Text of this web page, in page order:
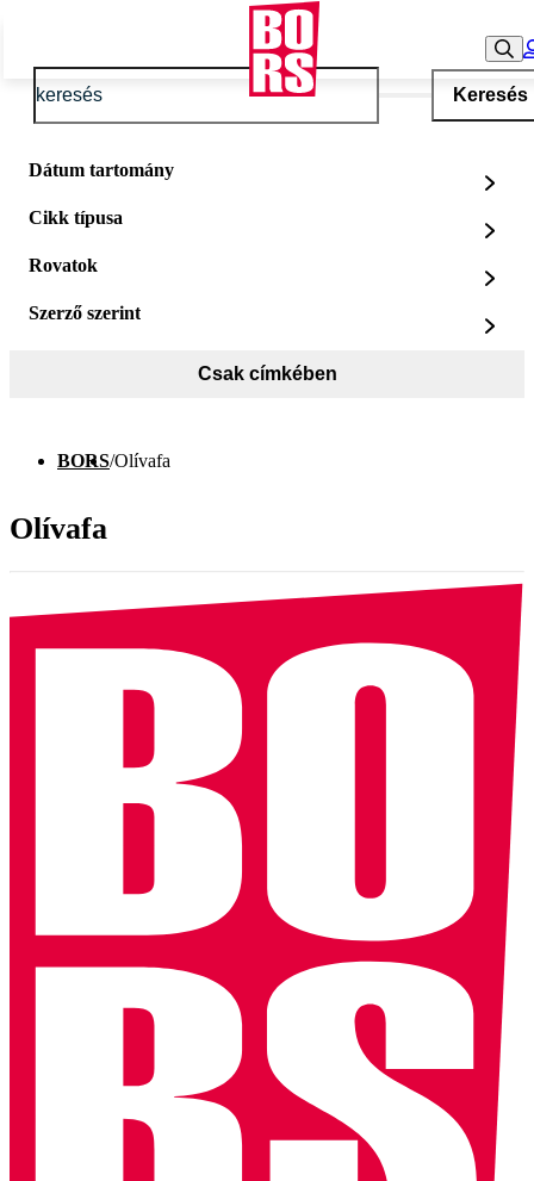
Keresés
Dátum tartomány
Cikk típusa
Rovatok
Szerző szerint
Csak címkében
BORS/Olívafa
Olívafa